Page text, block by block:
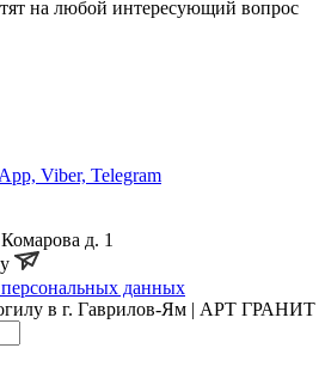
на любой интересующий вопрос
Viber, Telegram
д. 1
данных
в г. Гаврилов-Ям | АРТ ГРАНИТ